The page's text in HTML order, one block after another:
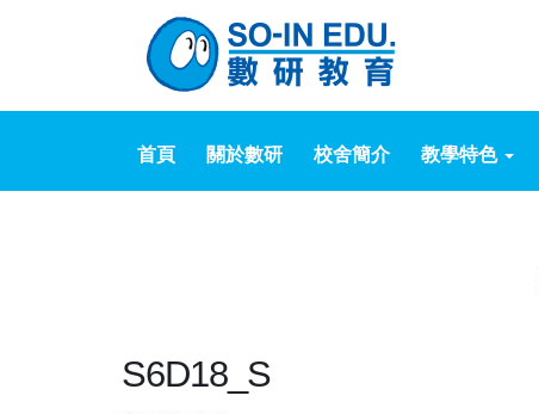
首頁 關於數研 校舍簡介 教學特色
S6D18_S